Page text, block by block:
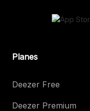
Planes
Deezer Free
Deezer Premium